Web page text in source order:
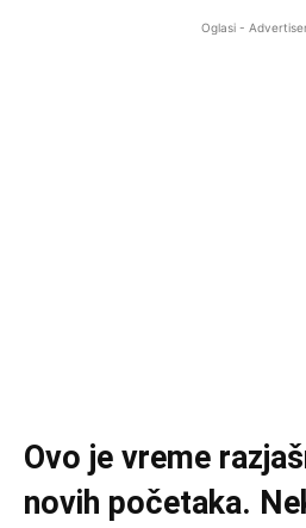
Oglasi -
Ovo je vreme
novih početaka.